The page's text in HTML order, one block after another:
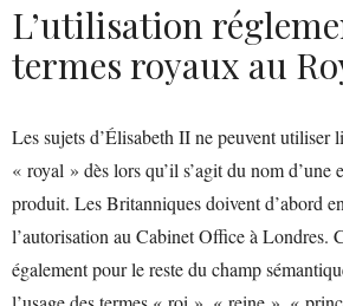
L’utilisation
termes royaux au
Les sujets d’Élisabeth II ne peuvent utiliser
« royal » dès lors qu’il s’agit du nom d’une
produit. Les Britanniques doivent d’abord
l’autorisation au Cabinet Office à Londres.
également pour le reste du champ